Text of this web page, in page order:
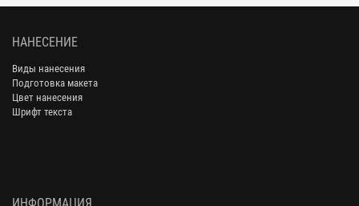
НАНЕСЕНИЕ
Виды нанесения
Подготовка макета
Цвет нанесения
Шрифт текста
ИНФОРМАЦИЯ